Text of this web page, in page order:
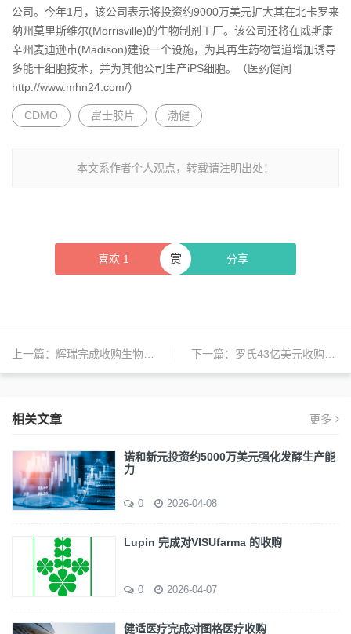
公司。今年1月，该公司表示将投资约9000万美元扩大其在北卡罗来
纳州莫里斯维尔(Morrisville)的生物制剂工厂。该公司还将在威斯康
辛州麦迪逊市(Madison)建设一个设施，为其再生药物管道增加诱导
多能干细胞技术，并为其他公司生产iPS细胞。（医药健闻
http://www.mhn24.com/）
CDMO 富士胶片 渤健
本文系作者个人观点，转载请注明出处！
喜欢 1 分享
赏
上一篇： 辉瑞完成收购生物制药公司Array 下一篇： 罗氏43亿美元收购Spark交易再延期
相关文章 更多
诺和新元投资约5000万美元强化发酵生产能
力
0 2026-04-08
Lupin 完成对VISUfarma 的收购
0 2026-04-07
健适医疗完成对图格医疗收购